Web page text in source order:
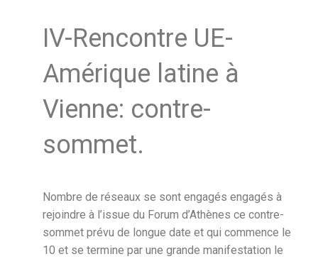
IV-Rencontre UE-
Amérique latine à
Vienne: contre-
sommet.
Nombre de réseaux se sont engagés engagés à
rejoindre à l’issue du Forum d’Athènes ce contre-
sommet prévu de longue date et qui commence le
10 et se termine par une grande manifestation le